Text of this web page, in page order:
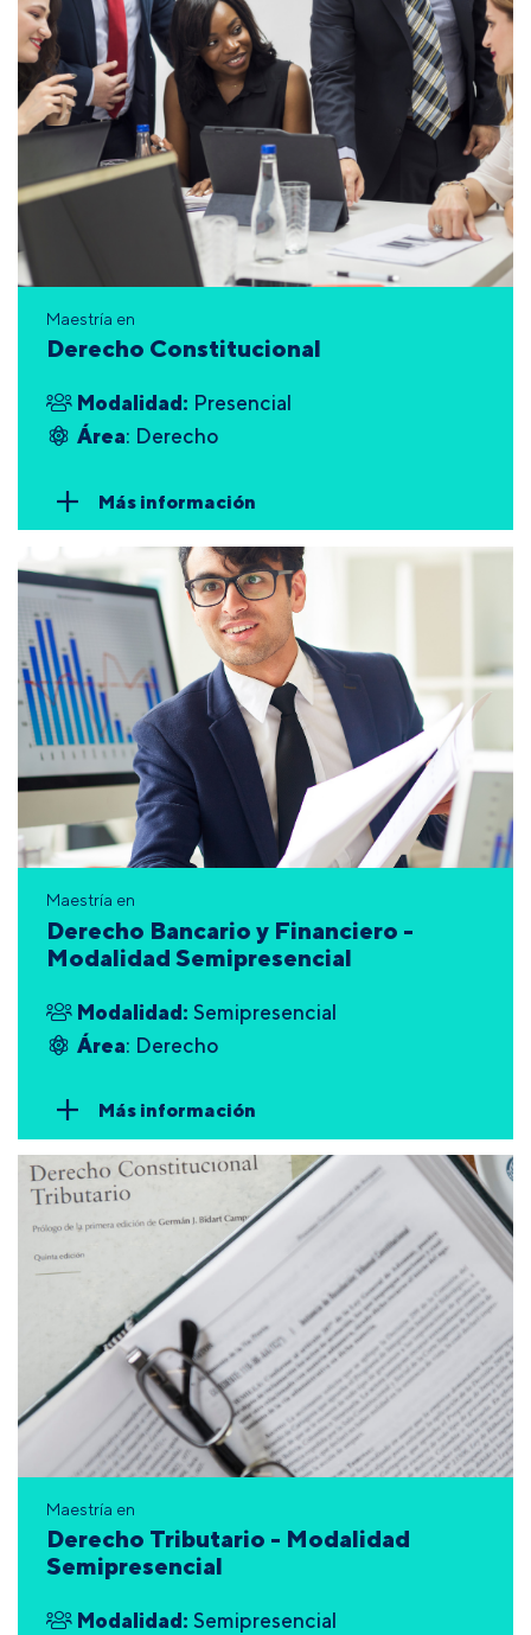
Maestría en
Derecho Constitucional
Modalidad: Presencial
Área: Derecho
Más información
Maestría en
Derecho Bancario y Financiero -
Modalidad Semipresencial
Modalidad: Semipresencial
Área: Derecho
Más información
Maestría en
Derecho Tributario - Modalidad
Semipresencial
Modalidad: Semipresencial